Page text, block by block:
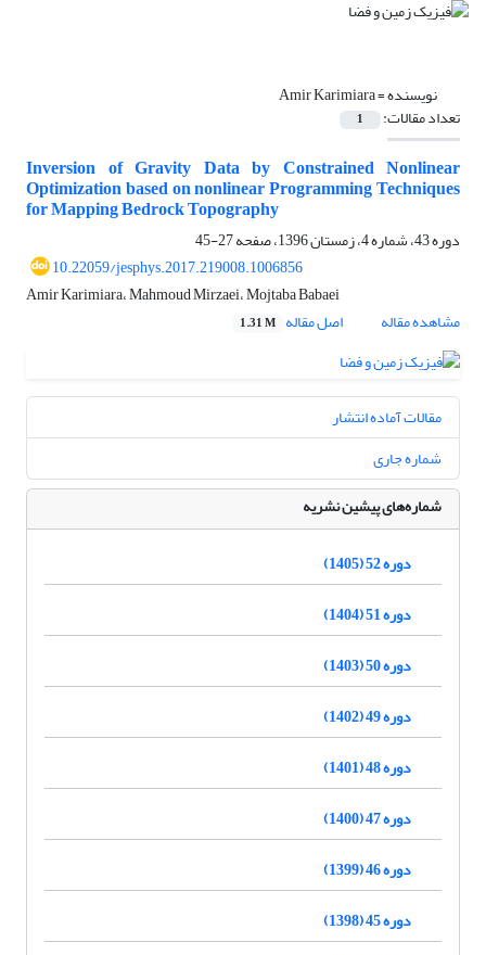
نویسنده =Amir Karimiara
تعداد مقالات: 1
Inversion of Gravity Data by Constrained Nonlinear
Optimization based on nonlinear Programming Techniques
for Mapping Bedrock Topography
دوره 43، شماره 4، زمستان 1396، صفحه
27-45
10.22059/jesphys.2017.219008.1006856
Amir Karimiara، Mahmoud Mirzaei، Mojtaba Babaei
مشاهده مقاله
اصل مقاله 1.31 M
مقالات آماده انتشار
شماره جاری
شماره‌های پیشین نشریه
دوره 52 (1405)
دوره 51 (1404)
دوره 50 (1403)
دوره 49 (1402)
دوره 48 (1401)
دوره 47 (1400)
دوره 46 (1399)
دوره 45 (1398)